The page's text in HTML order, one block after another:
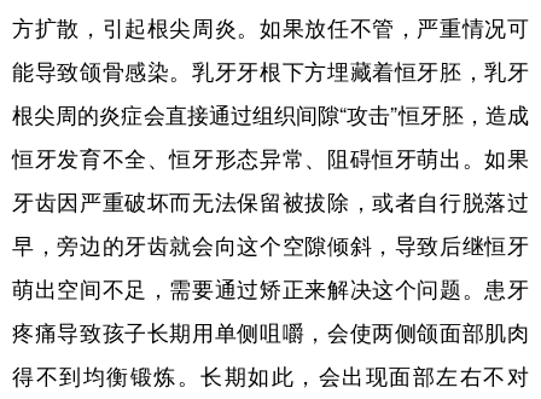
亚太网 上市公司 投教基地
地方频道
北京 天津 河北 山西
辽宁 吉林 上海 江苏
山东 河南 湖北 湖南
方扩散，引起根尖周炎。如果放任不管，严重情况可
能导致颌骨感染。乳牙牙根下方埋藏着恒牙胚，乳牙
根尖周的炎症会直接通过组织间隙“攻击”恒牙胚，造成
恒牙发育不全、恒牙形态异常、阻碍恒牙萌出。如果
牙齿因严重破坏而无法保留被拔除，或者自行脱落过
早，旁边的牙齿就会向这个空隙倾斜，导致后继恒牙
萌出空间不足，需要通过矫正来解决这个问题。患牙
疼痛导致孩子长期用单侧咀嚼，会使两侧颌面部肌肉
得不到均衡锻炼。长期如此，会出现面部左右不对